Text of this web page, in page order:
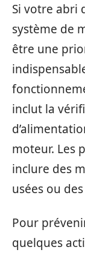
Si votre abri
système de
être une
inclut la
moteur. Les
inclure des
usées ou
Pour
quelques